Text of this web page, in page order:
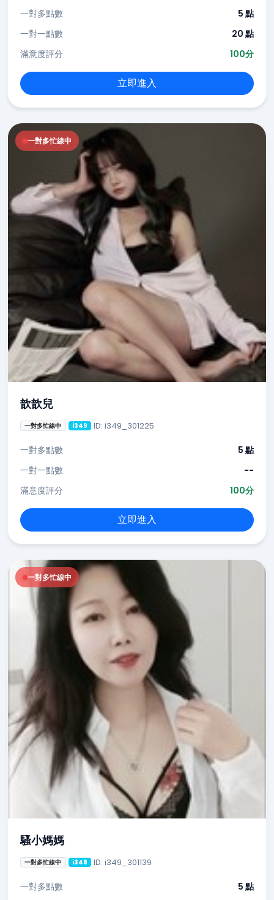
一對多點數
5 點
一對一點數
20 點
滿意度評分
100分
立即進入
一對多忙線中
歆歆兒
一對多忙線中 i349 ID: i349_301225
一對多點數
5 點
一對一點數
--
滿意度評分
100分
立即進入
一對多忙線中
騷小媽媽
一對多忙線中 i349 ID: i349_301139
一對多點數 5 點